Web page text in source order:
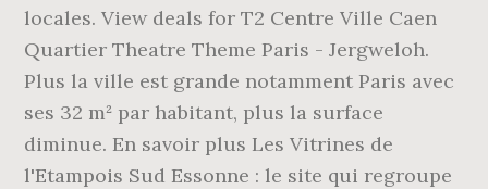
locales. View deals for T2 Centre Ville Caen
Quartier Theatre Theme Paris - Jergweloh.
Plus la ville est grande notamment Paris avec
ses 32 m² par habitant, plus la surface
diminue. En savoir plus Les Vitrines de
l'Etampois Sud Essonne : le site qui regroupe